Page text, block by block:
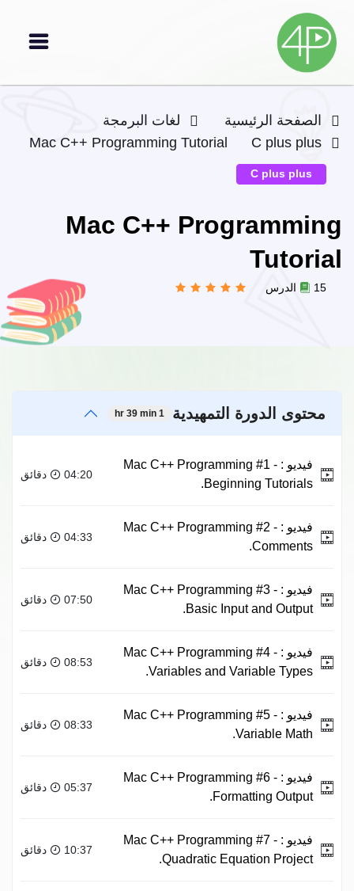
الصفحة الرئيسية
لغات البرمجة
C plus plus
Mac C++ Programming Tutorial
C plus plus
Mac C++ Programming
Tutorial
15 الدرس
محتوى الدورة التمهيدية 1 hr 39 min
فيديو : Mac C++ Programming #1 -
Beginning Tutorials.
04:20 دقائق
فيديو : Mac C++ Programming #2 -
Comments.
04:33 دقائق
فيديو : Mac C++ Programming #3 -
Basic Input and Output.
07:50 دقائق
فيديو : Mac C++ Programming #4 -
Variables and Variable Types.
08:53 دقائق
فيديو : Mac C++ Programming #5 -
Variable Math.
08:33 دقائق
فيديو : Mac C++ Programming #6 -
Formatting Output.
05:37 دقائق
فيديو : Mac C++ Programming #7 -
Quadratic Equation Project.
10:37 دقائق